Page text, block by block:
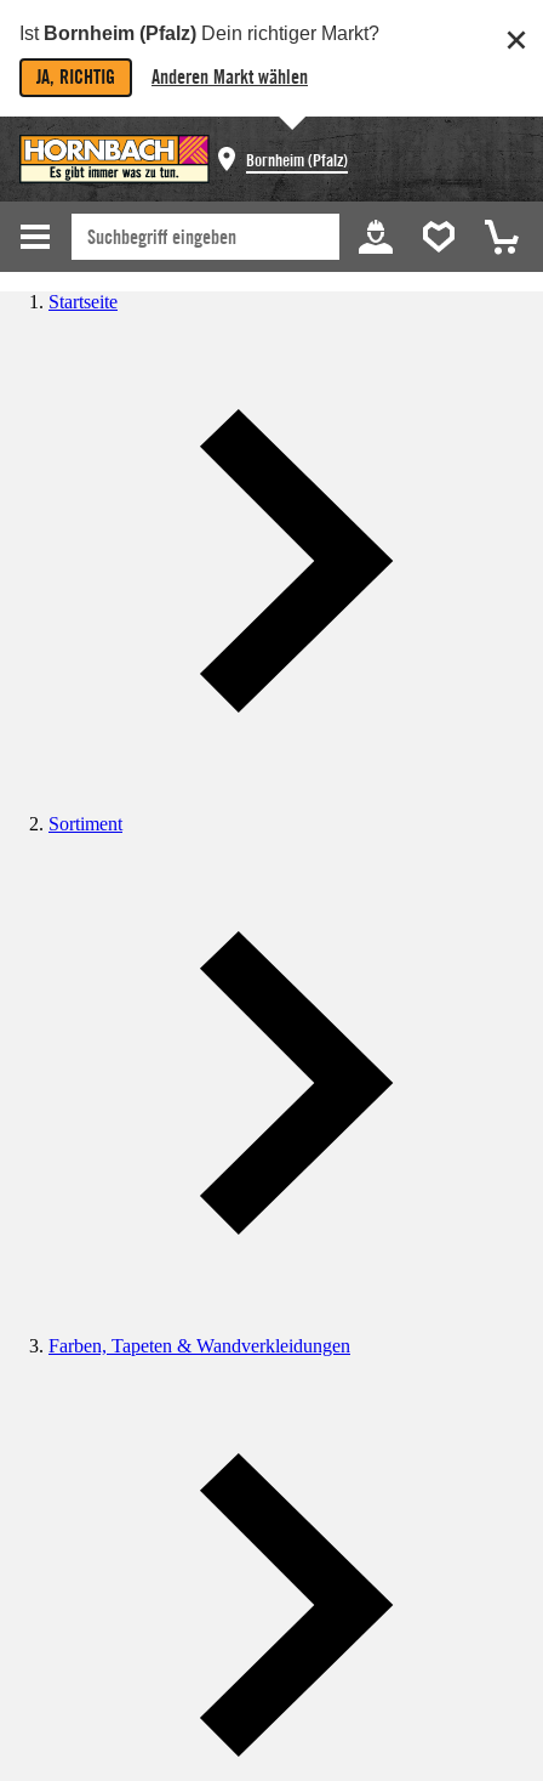
Ist Bornheim (Pfalz) Dein richtiger Markt?
JA, RICHTIG Anderen Markt wählen
Bornheim (Pfalz)
Startseite
Sortiment
Farben, Tapeten & Wandverkleidungen